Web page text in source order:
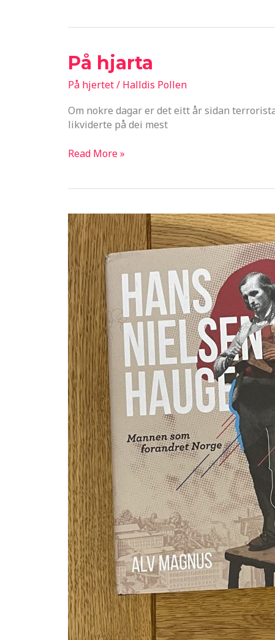
eit
skattkammer
På hjarta
På hjertet/ Halldis Pollen
Om nokre dagar er det eitt år sidan
likviderte på dei mest
På
Read More »